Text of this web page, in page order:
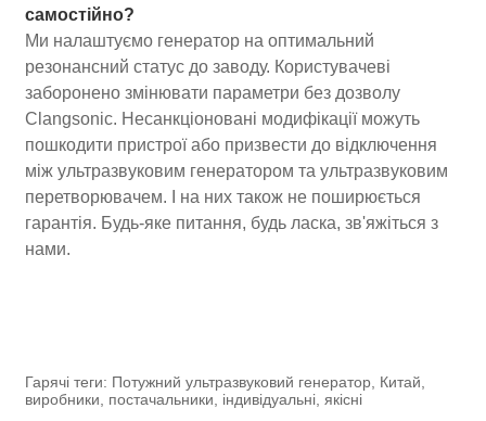
самостійно?
Ми налаштуємо генератор на оптимальний
резонансний статус до заводу. Користувачеві
заборонено змінювати параметри без дозволу
Clangsonic. Несанкціоновані модифікації можуть
пошкодити пристрої або призвести до відключення
між ультразвуковим генератором та ультразвуковим
перетворювачем. І на них також не поширюється
гарантія. Будь-яке питання, будь ласка, зв'яжіться з
нами.
Гарячі теги: Потужний ультразвуковий генератор, Китай,
виробники, постачальники, індивідуальні, якісні